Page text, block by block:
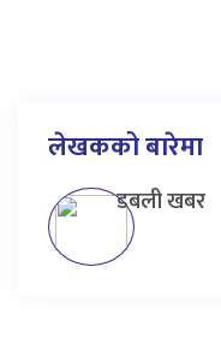
लेखकको बारेमा
डबली खबर